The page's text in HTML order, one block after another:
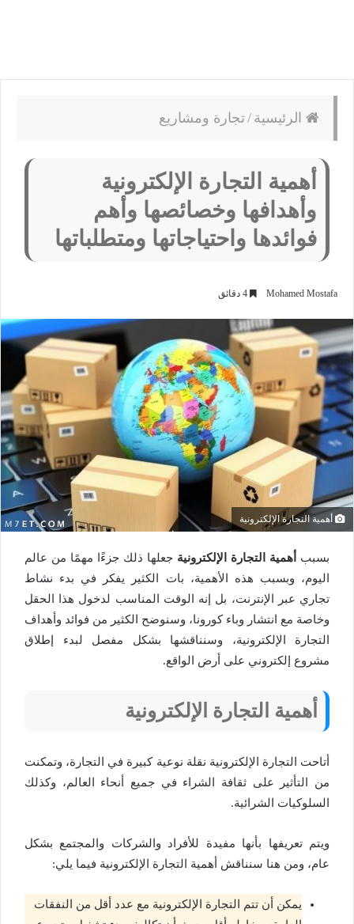
الرئيسية /تجارة ومشاريع
أهمية التجارة الإلكترونية
وأهدافها وخصائصها وأهم
فوائدها واحتياجاتها ومتطلباتها
Mohamed Mostafa
أهمية التجارة الإلكترونية
بسبب أهمية التجارة الإلكترونية جعلها ذلك جزءًا مهمًا من عالم
اليوم، وبسبب هذه الأهمية، بات الكثير يفكر في بدء نشاط
تجاري عبر الإنترنت، بل إنه الوقت المناسب لدخول هذا الحقل
وخاصة مع انتشار وباء كورونا، وسنوضح الكثير من فوائد وأهداف
التجارة الإلكترونية، وسنناقشها بشكل مفصل لبدء إطلاق
مشروع إلكتروني على أرض الواقع.
أهمية التجارة الإلكترونية
أتاحت التجارة الإلكترونية نقلة نوعية كبيرة في التجارة، وتمكنت
من التأثير على ثقافة الشراء في جميع أنحاء العالم، وكذلك
السلوكيات الشرائية.
ويتم تعريفها بأنها مفيدة للأفراد والشركات والمجتمع بشكل
عام، ومن هنا سنناقش أهمية التجارة الإلكترونية فيما يلي:
يمكن أن تتم التجارة الإلكترونية مع عدد أقل من النفقات